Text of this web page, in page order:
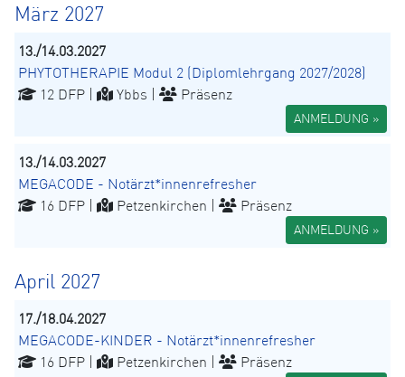
März 2027
13./14.03.2027
PHYTOTHERAPIE Modul 2 (Diplomlehrgang 2027/2028)
12 DFP |
Ybbs | Präsenz
ANMELDUNG »
13./14.03.2027
MEGACODE - Notärzt*innenrefresher
16 DFP |
Petzenkirchen | Präsenz
ANMELDUNG »
April 2027
17./18.04.2027
MEGACODE-KINDER - Notärzt*innenrefresher
16 DFP |
Petzenkirchen | Präsenz